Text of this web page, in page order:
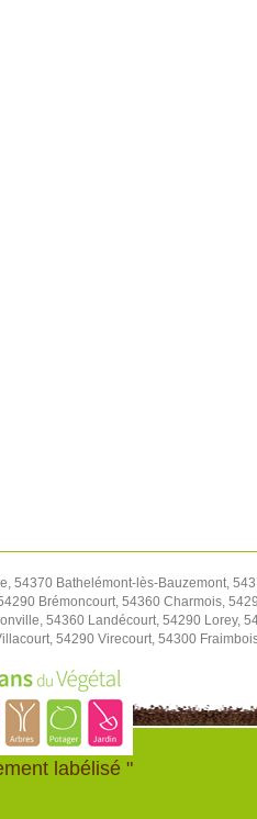
54370 Bathelémont-lès-Bauzemont,
Brémoncourt, 54360 Charmois,
54360 Landécourt, 54290 Lorey,
54290 Virecourt, 54300
labélisé "